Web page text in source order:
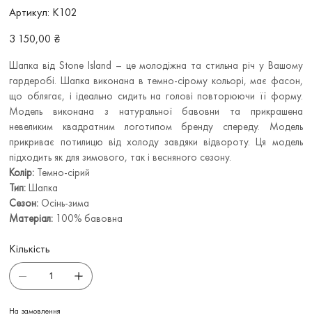
Артикул: Артикул
К102
К102
Ціна
3 150,00 ₴
Шапка від Stone Island – це молодіжна та стильна річ у Вашому
гардеробі. Шапка виконана в темно-сірому кольорі, має фасон,
що облягає, і ідеально сидить на голові повторюючи її форму.
Модель виконана з натуральної бавовни та прикрашена
невеликим квадратним логотипом бренду спереду. Модель
прикриває потилицю від холоду завдяки відвороту. Ця модель
підходить як для зимового, так і весняного сезону.
Колір: Темно-сірий
Тип: Шапка
Сезон: Осінь-зима
Матеріал: 100% бавовна
Кількість
На замовлення